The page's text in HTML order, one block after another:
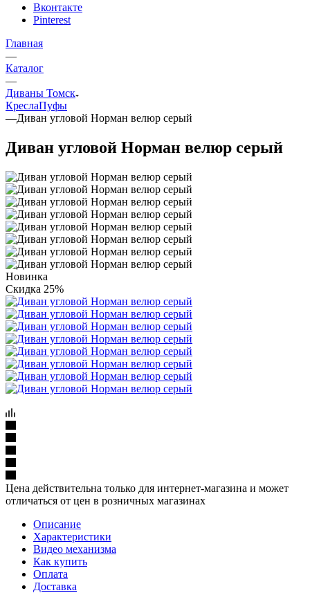
Вконтакте
Pinterest
Главная
—
Каталог
—
Диваны Томск
КреслаПуфы
—Диван угловой Норман велюр серый
Диван угловой Норман велюр серый
Новинка
Скидка 25%
Цена действительна только для интернет-магазина и может
отличаться от цен в розничных магазинах
Описание
Характеристики
Видео механизма
Как купить
Оплата
Доставка